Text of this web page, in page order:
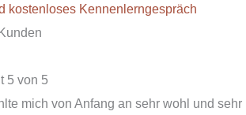
kostenloses Kennenlerngespräch
5 von 5
mich von Anfang an sehr wohl und sehr